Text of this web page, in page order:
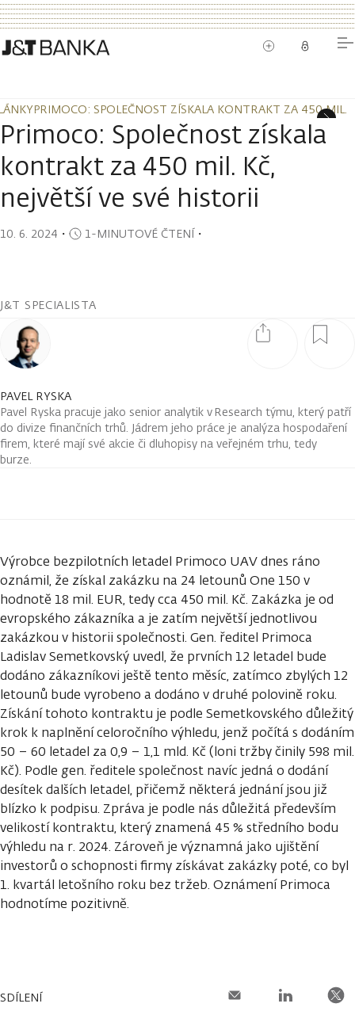
PRIMOCO: SPOLEČNOST ZÍSKALA KONTRAKT ZA 450 MIL.
PRIMOCO: SPOLEČNOST ZÍSKALA KONTRAKT ZA 450 MIL.
Primoco: Společnost získala
kontrakt za 450 mil. Kč,
největší ve své historii
10. 6. 2024 ・ 1-MINUTOVÉ ČTENÍ・
J&T SPECIALISTA
PAVEL RYSKA
Pavel Ryska pracuje jako senior analytik v Research týmu, který patří
do divize finančních trhů. Jádrem jeho práce je analýza hospodaření
firem, které mají své akcie či dluhopisy na veřejném trhu, tedy
burze.
Výrobce bezpilotních letadel Primoco UAV dnes ráno
oznámil, že získal zakázku na 24 letounů One 150 v
hodnotě 18 mil. EUR, tedy cca 450 mil. Kč. Zakázka je od
evropského zákazníka a je zatím největší jednotlivou
zakázkou v historii společnosti. Gen. ředitel Primoca
Ladislav Semetkovský uvedl, že prvních 12 letadel bude
dodáno zákazníkovi ještě tento měsíc, zatímco zbylých 12
letounů bude vyrobeno a dodáno v druhé polovině roku.
Získání tohoto kontraktu je podle Semetkovského důležitý
krok k naplnění celoročního výhledu, jenž počítá s dodáním
50 – 60 letadel za 0,9 – 1,1 mld. Kč (loni tržby činily 598 mil.
Kč). Podle gen. ředitele společnost navíc jedná o dodání
desítek dalších letadel, přičemž některá jednání jsou již
blízko k podpisu. Zpráva je podle nás důležitá především
velikostí kontraktu, který znamená 45 % středního bodu
výhledu na r. 2024. Zároveň je významná jako ujištění
investorů o schopnosti firmy získávat zakázky poté, co byl
1. kvartál letošního roku bez tržeb. Oznámení Primoca
hodnotíme pozitivně.
SDÍLENÍ